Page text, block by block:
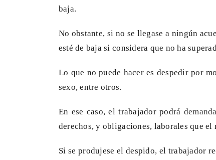
baja.
No obstante, si no se llegase a ningún
esté de baja si considera que no ha
Lo que no puede hacer es despedir por
sexo, entre otros.
En ese caso, el trabajador podrá
derechos, y obligaciones, laborales que
Si se produjese el despido, el trabajador